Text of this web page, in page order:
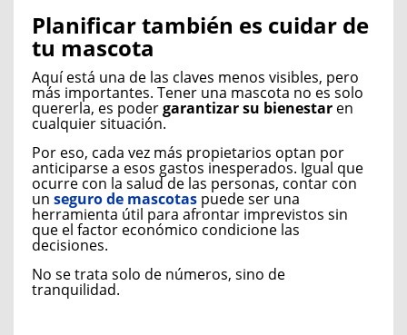
Planificar también es cuidar de
tu mascota
Aquí está una de las claves menos visibles, pero
más importantes. Tener una mascota no es solo
quererla, es podergarantizar su bienestar en
cualquier situación.
Por eso, cada vez más propietarios optan por
anticiparse a esos gastos inesperados. Igual que
ocurre con la salud de las personas, contar con
un seguro de mascotas puede ser una
herramienta útil para afrontar imprevistos sin
que el factor económico condicione las
decisiones.
No se trata solo de números, sino de
tranquilidad.